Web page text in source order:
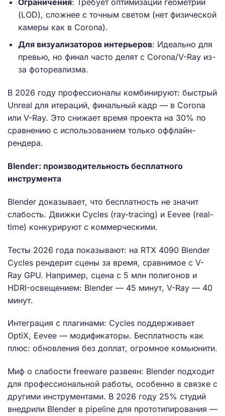
(LOD), сложнее с точным светом (нет физической
камеры как в Corona).
Для визуализаторов интерьеров: Идеально для
превью, но финал часто делят с Corona/V-Ray из-
за фотореализма.
В 2026 году профессионалы комбинируют: быстрый
Unreal для итераций, финальный кадр — в Corona
или V-Ray. Это снижает время проекта на 30% по
сравнению с использованием только оффлайн-
рендера.
Blender: производительность бесплатного
инструмента
Blender доказывает, что бесплатность не значит
слабость. Движки Cycles (ray-tracing) и Eevee (real-
time) конкурируют с коммерческими.
Тесты 2026 года показывают: на RTX 4090 Blender
Cycles рендерит сцены за время, сравнимое с V-
Ray GPU. Например, сцена с 5 млн полигонов и
HDRI-освещением: Blender — 45 минут, V-Ray — 40
минут.
Интеграция с плагинами: Cycles поддерживает
OptiX, Eevee — модификаторы. Бесплатность как
плюс: обновления без доплат, огромное комьюнити.
Миф о слабости freeware развеян: Blender подходит
для профессиональной работы, особенно в связке с
другими инструментами. В 2026 году 25% студий
внедрили Blender в pipeline для прототипирования —